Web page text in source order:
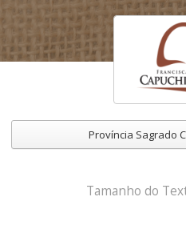
Província Sagrado
Tamanho do